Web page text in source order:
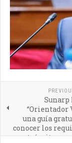
Sunarp
“Orientador
una guía
conocer los
trámites